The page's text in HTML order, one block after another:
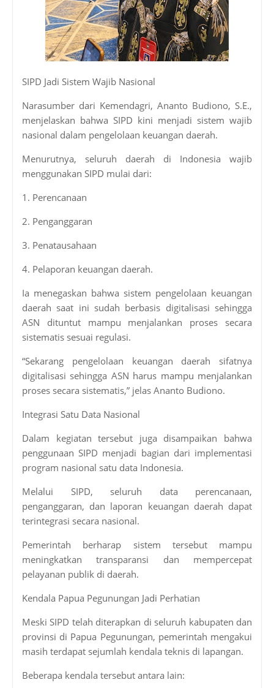
SIPD Jadi Sistem Wajib Nasional
Narasumber dari Kemendagri, Ananto Budiono, S.E.,
menjelaskan bahwa SIPD kini menjadi sistem wajib
nasional dalam pengelolaan keuangan daerah.
Menurutnya, seluruh daerah di Indonesia wajib
menggunakan SIPD mulai dari:
1. Perencanaan
2. Penganggaran
3. Penatausahaan
4. Pelaporan keuangan daerah.
Ia menegaskan bahwa sistem pengelolaan keuangan
daerah saat ini sudah berbasis digitalisasi sehingga
ASN dituntut mampu menjalankan proses secara
sistematis sesuai regulasi.
“Sekarang pengelolaan keuangan daerah sifatnya
digitalisasi sehingga ASN harus mampu menjalankan
proses secara sistematis,” jelas Ananto Budiono.
Integrasi Satu Data Nasional
Dalam kegiatan tersebut juga disampaikan bahwa
penggunaan SIPD menjadi bagian dari implementasi
program nasional satu data Indonesia.
Melalui SIPD, seluruh data perencanaan,
penganggaran, dan laporan keuangan daerah dapat
terintegrasi secara nasional.
Pemerintah berharap sistem tersebut mampu
meningkatkan transparansi dan mempercepat
pelayanan publik di daerah.
Kendala Papua Pegunungan Jadi Perhatian
Meski SIPD telah diterapkan di seluruh kabupaten dan
provinsi di Papua Pegunungan, pemerintah mengakui
masih terdapat sejumlah kendala teknis di lapangan.
Beberapa kendala tersebut antara lain: